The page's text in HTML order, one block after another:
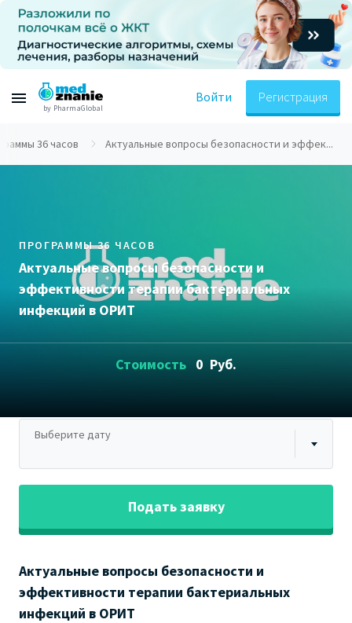
by PharmaGlobal
Войти Регистрация
36 часов Актуальные вопросы безопасности и эффек...
ПРОГРАММЫ 36 ЧАСОВ
Актуальные вопросы безопасности и
эффективности терапии бактериальных
инфекций в ОРИТ
Стоимость 0 Руб.
Выберите дату
Подать заявку
Актуальные вопросы безопасности и
эффективности терапии бактериальных
инфекций в ОРИТ